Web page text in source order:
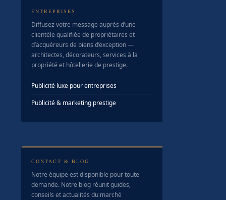
ENTREPRISES
Diffusez votre message auprès d’une
clientèle qualifiée de propriétaires et
d’acquéreurs de biens d’exception —
architectes, décorateurs, services à la
propriété et hôtellerie de prestige.
Publicité luxe pour entreprises
Publicité & marketing prestige
CONTACT & BLOG
Notre équipe est disponible pour toute
demande. Notre blog réunit guides,
conseils et actualités du marché